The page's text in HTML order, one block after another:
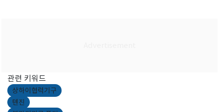
관련 키워드
상하이협력기구
톈진